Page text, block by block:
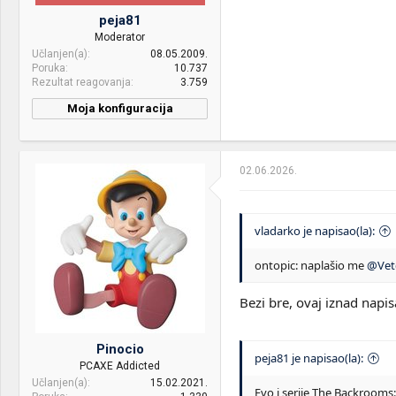
Kingston 120 GB sata ssd
Sound:
Microlab MT280B, Sony
WH-XB700
Case: Cooler Master HAF 912 Plus
PSU: XPG Core Reactor 650
Mice &
Redragon Impact M908 &
Redragon Diti K585
Internet: mts 400/200
OS & Browser: Windows 10
peja81
Moderator
Učlanjen(a)
08.05.2009.
Poruka
10.737
Rezultat reagovanja
3.759
Moja konfiguracija
Pinocio
PCAXE Addicted
Učlanjen(a)
15.02.2021.
02.06.2026.
vladarko je napisao(la):
ontopic: naplašio me
Bezi bre, ovaj iznad
peja81 je napisao(la):
Evo i serije The Backrooms: